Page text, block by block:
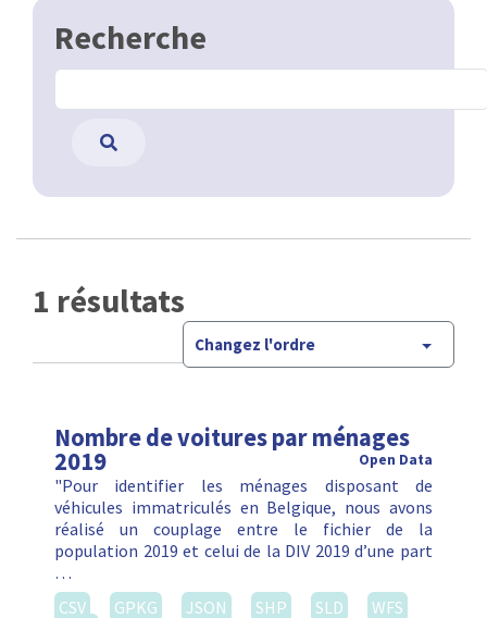
Recherche
1 résultats
Changez l'ordre
Nombre de voitures par ménages
2019 Open Data
"Pour identifier les ménages disposant de
véhicules immatriculés en Belgique, nous avons
réalisé un couplage entre le fichier de la
population 2019 et celui de la DIV 2019 d’une part
…
CSV
GPKG JSON SHP SLD
WFS